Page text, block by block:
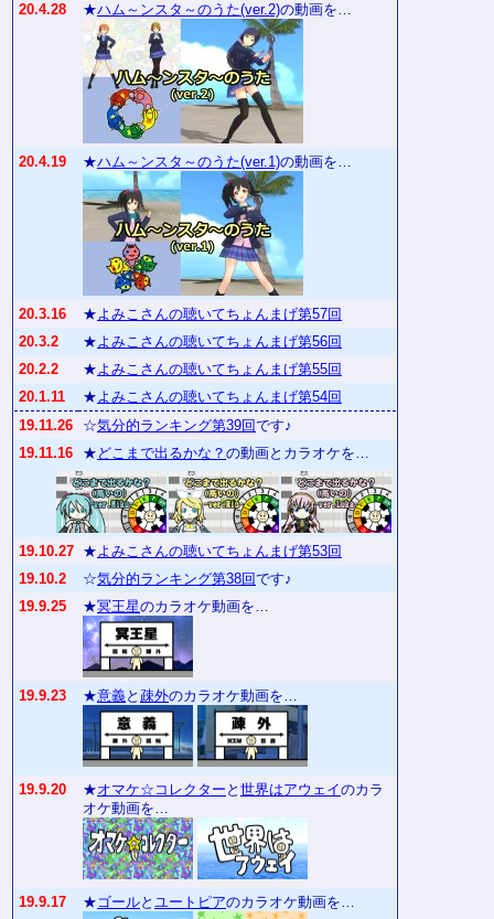
20.4.28
★ハム～ンスタ～のうた(ver.2)の動画を…
20.4.19 ★ハム～ンスタ～のうた(ver.1)の動画を…
20.3.16 ★よみこさんの聴いてちょんまげ第57回
20.3.2
★よみこさんの聴いてちょんまげ第56回
20.2.2
★よみこさんの聴いてちょんまげ第55回
20.1.11
★よみこさんの聴いてちょんまげ第54回
19.11.26
☆気分的ランキング第39回です♪
19.11.16
★ どこまで出るかな？ の動画とカラオケを…
19.10.27 ★よみこさんの聴いてちょんまげ第53回
19.10.2
☆気分的ランキング第38回です♪
19.9.25
★冥王星のカラオケ動画を…
19.9.23 ★意義と 疎外のカラオケ動画を…
19.9.20 ★オマケ☆コレクター と 世界はアウェイのカラ
オケ動画を…
19.9.17 ★ゴールと ユートピアのカラオケ動画を…